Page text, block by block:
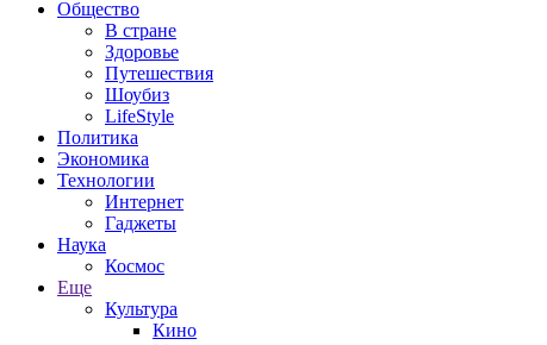
Общество
В стране
Здоровье
Путешествия
Шоубиз
LifeStyle
Политика
Экономика
Технологии
Интернет
Гаджеты
Наука
Космос
Еще
Культура
Кино